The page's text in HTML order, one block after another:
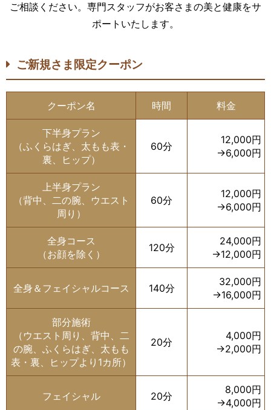
ご相談ください。専門スタッフがお客さまの美と健康をサ
ポートいたします。
ご新規さま限定クーポン
クーポン名 時間 料金
下半身プラン
（ふくらはぎ、太もも表・
裏、ヒップ）
60分
12,000円
→6,000円
上半身プラン
（背中、二の腕、ウエスト
周り）
60分
12,000円
→6,000円
全身コース
（お顔を除く）
120分
24,000円
→12,000円
全身＆フェイシャルコース 140分
32,000円
→16,000円
部分施術
（ウエスト周り、背中、二
の腕、ふくらはぎ、太もも
表・裏、ヒップより1カ所）
20分
4,000円
→2,000円
フェイシャル 20分
8,000円
→4,000円